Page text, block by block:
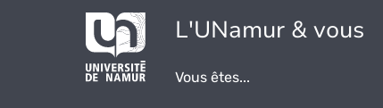
L'UNamur & vous
Vous êtes...